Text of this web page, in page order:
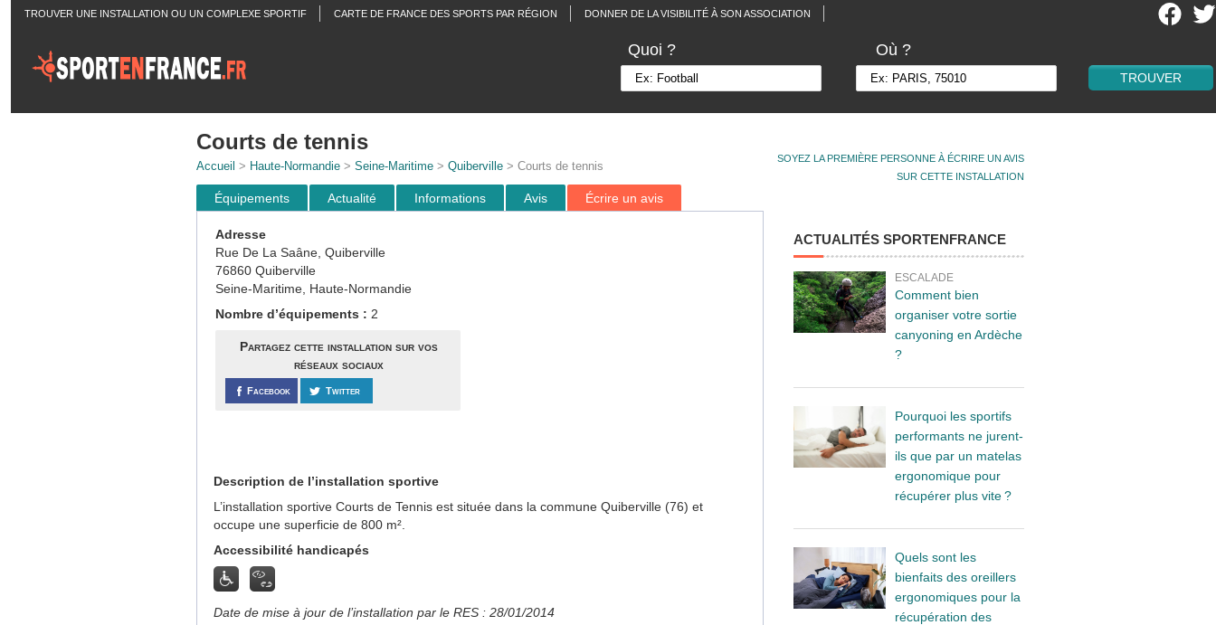
TROUVER UNE INSTALLATION OU UN COMPLEXE SPORTIF CARTE DE FRANCE DES SPORTS PAR RÉGION DONNER DE LA VISIBILITÉ À SON ASSOCIATION
Quoi ? Où ?
SOYEZ LA PREMIÈRE PERSONNE À ÉCRIRE UN AVIS
SUR CETTE INSTALLATION
Courts de tennis
Accueil > Haute-Normandie> Seine-Maritime> Quiberville> Courts de tennis
Équipements Actualité Informations Avis Écrire un avis
Adresse
Rue De La Saâne, Quiberville
76860 Quiberville
Seine-Maritime, Haute-Normandie
Nombre d’équipements : 2
Partagez cette installation sur vos
réseaux sociaux
Facebook Twitter
Description de l’installation sportive
L’installation sportive Courts de Tennis est située dans la commune Quiberville (76) et
occupe une superficie de 800 m².
Accessibilité handicapés
Date de mise à jour de l’installation par le RES : 28/01/2014
ACTUALITÉS SPORTENFRANCE
ESCALADE
Comment bien
organiser votre sortie
canyoning en Ardèche
?
Pourquoi les sportifs
performants ne jurent-
ils que par un matelas
ergonomique pour
récupérer plus vite ?
Quels sont les
bienfaits des oreillers
ergonomiques pour la
récupération des